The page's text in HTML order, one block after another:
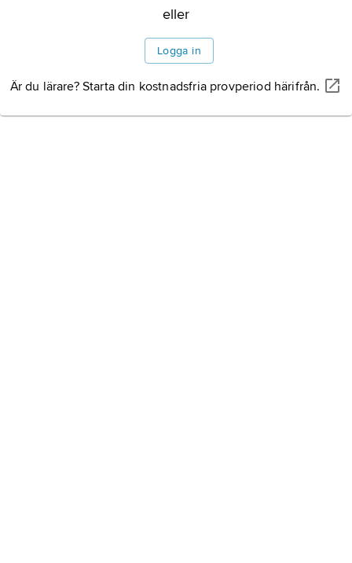
behandlingseffekter vid cancer och psykisk
sjukdom. Förutom att askorbinsyra i hög dos
möjligen kan förkorta symtomtiden vid
förkylning har resultaten inte
eller
Logga in
Är du lärare? Starta din kostnadsfria provperiod härifrån.